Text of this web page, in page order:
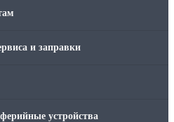
и заправки
устройства